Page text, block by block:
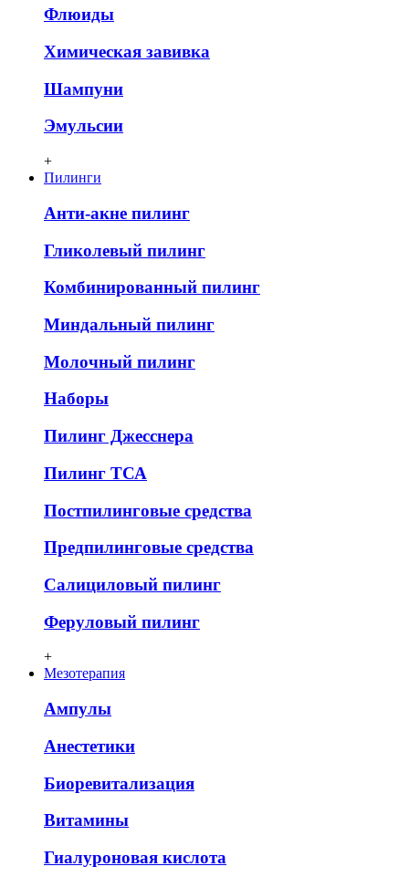
Флюиды
Химическая завивка
Шампуни
Эмульсии
+
Пилинги
Анти-акне пилинг
Гликолевый пилинг
Комбинированный пилинг
Миндальный пилинг
Молочный пилинг
Наборы
Пилинг Джесснера
Пилинг ТСА
Постпилинговые средства
Предпилинговые средства
Салициловый пилинг
Феруловый пилинг
+
Мезотерапия
Ампулы
Анестетики
Биоревитализация
Витамины
Гиалуроновая кислота